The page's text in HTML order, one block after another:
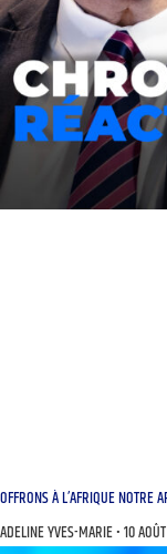
OFFRONS À L’AFRIQUE NOTRE
ADELINE YVES-MARIE 10